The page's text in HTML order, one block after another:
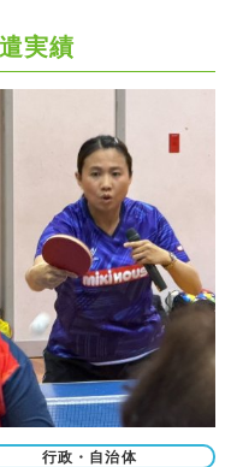
実績
行政・自治体